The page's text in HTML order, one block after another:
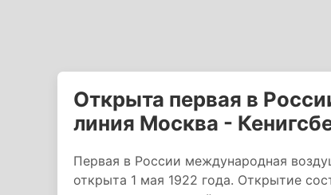
Открыта первая в
линия Москва -
Первая в России международная
открыта 1 мая 1922 года. Открытие